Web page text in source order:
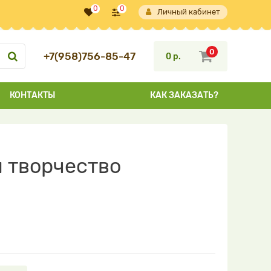
0 0 Личный кабинет
+7(958)756-85-47 0
0 р.
КОНТАКТЫ КАК ЗАКАЗАТЬ?